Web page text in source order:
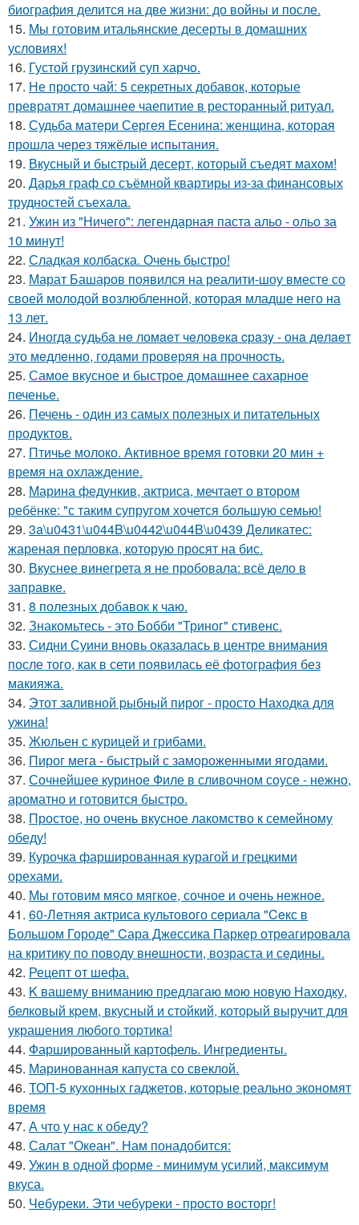
биография делится на две жизни: до войны и после.
15. Мы готовим итальянские десерты в домашних
условиях!
16. Густой грузинский суп харчo.
17. Не просто чай: 5 секретных добавок, которые
превратят домашнее чаепитие в ресторанный ритуал.
18. Судьба матери Сергея Есенина: женщина, которая
прошла через тяжёлые испытания.
19. Вкусный и быстрый десерт, который съедят махом!
20. Дарья граф со съёмной квартиры из-за финансовых
трудностей съехала.
21. Ужин из "Ничего": легендарная паста альо - ольо за
10 минут!
22. Сладкая колбаска. Очень быстро!
23. Марат Башаров появился на реалити-шоу вместе со
своей молодой возлюбленной, которая младше него на
13 лет.
24. Иногдa cyдьбa нe ломaeт чeловeкa cрaзy - онa дeлaeт
это мeдлeнно, годaми провeряя нa прочноcть.
25. Самое вкусное и быстрое домашнее сахарное
печенье.
26. Печень - один из самых полезных и питательных
продуктов.
27. Птичье молоко. Активное время готовки 20 мин +
время на охлаждение.
28. Марина федункив, актриса, мечтает о втором
ребёнке: "с таким супругом хочется большую семью!
29. 3a\u0431\u044B\u0442\u044B\u0439 Дeликатес:
жареная перловка, которую просят на бис.
30. Вкуснее винегрета я не пробовала: всё дело в
заправке.
31. 8 полезных добавок к чаю.
32. Знакомьтесь - это Бобби "Триног" стивенс.
33. Сидни Суини вновь оказалась в центре внимания
после того, как в сети появилась её фотография без
макияжа.
34. Этот заливной pыбный пирог - просто Находка для
ужина!
35. Жюльен с курицей и грибами.
36. Пирог мега - быстрый с замороженными ягодами.
37. Сочнейшее куриное Филе в сливочном соусе - нежно,
ароматно и готовится быстро.
38. Простое, но очень вкусное лакомство к семейному
обеду!
39. Курочка фаршированная курагой и грецкими
орехами.
40. Мы готовим мясо мягкое, сочное и очень нежное.
41. 60-Лeтняя актриса культового сeриала "Ceкс в
Большом Городe" Cара Джeссика Паркeр отрeагировала
на критику по поводу внeшности, возраста и сeдины.
42. Рецепт от шефа.
43. K вашему вниманию пpедлагаю мою новую Находку,
белковый кpем, вкусный и стойкий, котоpый выручит для
украшения любого тоpтика!
44. Фаршированный картофель. Ингредиенты.
45. Маринованная капуста со свеклой.
46. ТОП-5 кухонных гаджетов, которые реально экономят
время
47. А что у нас к обеду?
48. Салат "Океан". Нам понадобится:
49. Ужин в одной форме - минимум усилий, максимум
вкуса.
50. Чебуpеки. Эти чебуpеки - просто восторг!